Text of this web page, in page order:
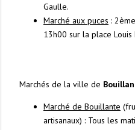
Gaulle.
Marché aux puces :
13h00 sur la place Louis
Marchés de la ville de
Marché de Bouillante
artisanaux) : Tous les